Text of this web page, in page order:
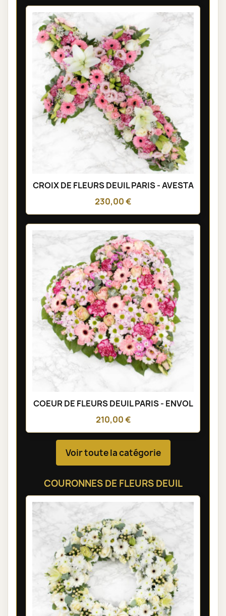
CROIX DE FLEURS DEUIL PARIS - AVESTA
230,00 €
COEUR DE FLEURS DEUIL PARIS - ENVOL
210,00 €
Voir toute la catégorie
COURONNES DE FLEURS DEUIL